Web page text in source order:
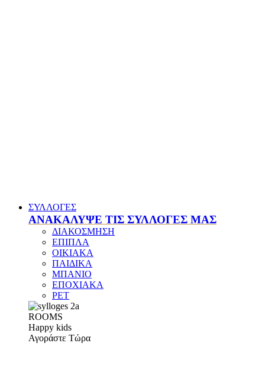
ΣΥΛΛΟΓΕΣ
ΑΝΑΚΑΛΥΨΕ ΤΙΣ ΣΥΛΛΟΓΕΣ ΜΑΣ
ΔΙΑΚΟΣΜΗΣΗ
ΕΠΙΠΛΑ
ΟΙΚΙΑΚΑ
ΠΑΙΔΙΚΑ
ΜΠΑΝΙΟ
ΕΠΟΧΙΑΚΑ
PET
ROOMS
Happy kids
Αγοράστε Τώρα